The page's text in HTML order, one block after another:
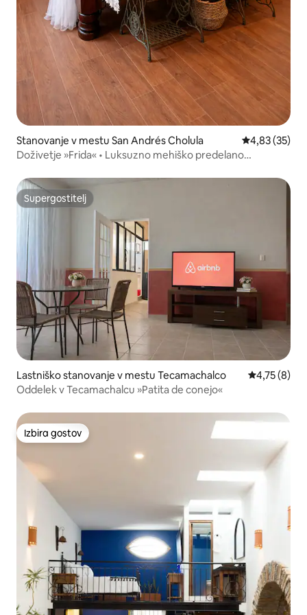
Stanovanje v mestu San Andrés Cholula Povprečna
4,83 (35)
Doživetje »Frida« • Luksuzno mehiško predelano
Supergostitelj
Supergostitelj
Lastniško stanovanje v mestu Tecamachalco Povprečna
4,75 (8)
Oddelek v Tecamachalcu »Patita de conejo«
Izbira gostov
Izbira gostov